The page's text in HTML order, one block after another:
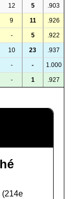
12 5 .903
9 11 .926
- 5 .922
10 23 .937
- - 1.000
- 1 .927
(214e